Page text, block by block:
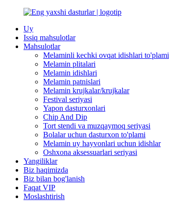
Uy
Issiq mahsulotlar
Mahsulotlar
Melaminli kechki ovqat idishlari to'plami
Melamin plitalari
Melamin idishlari
Melamin patnislari
Melamin krujkalar/krujkalar
Festival seriyasi
Yapon dasturxonlari
Chip And Dip
Tort stendi va muzqaymoq seriyasi
Bolalar uchun dasturxon to'plami
Melamin uy hayvonlari uchun idishlar
Oshxona aksessuarlari seriyasi
Yangiliklar
Biz haqimizda
Biz bilan bog'lanish
Faqat VIP
Moslashtirish